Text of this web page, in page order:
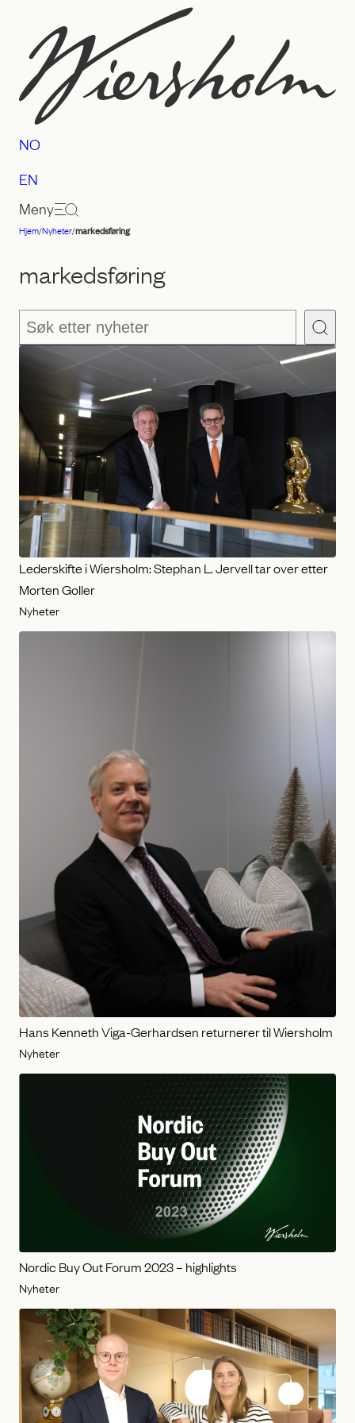
innhold
Advokatfirmaet
Wiersholm
NO
EN
Meny
Hjem/Nyheter/markedsføring
markedsføring
Søk
Lederskifte i Wiersholm: Stephan L. Jervell tar over etter
Morten Goller
Nyheter
Hans Kenneth Viga-Gerhardsen returnerer til Wiersholm
Nyheter
Nordic Buy Out Forum 2023 – highlights
Nyheter